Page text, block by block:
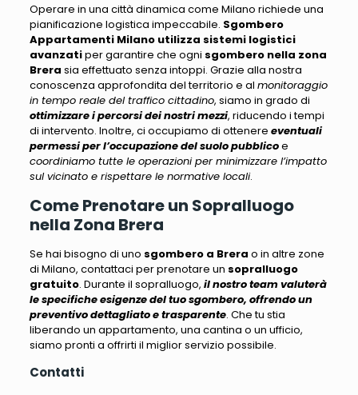
Operare in una città dinamica come Milano richiede una
pianificazione logistica impeccabile. Sgombero
Appartamenti Milano utilizza sistemi logistici
avanzatiper garantire che ogni sgombero nella zona
Brera sia effettuato senza intoppi. Grazie alla nostra
conoscenza approfondita del territorio e al monitoraggio
in tempo reale del traffico cittadino, siamo in grado di
ottimizzare i percorsi dei nostri mezzi, riducendo i tempi
di intervento. Inoltre, ci occupiamo di ottenere eventuali
permessi per l’occupazione del suolo pubblicoe
coordiniamo tutte le operazioni per minimizzare l’impatto
sul vicinato e rispettare le normative locali.
Come Prenotare un Sopralluogo
nella Zona Brera
Se hai bisogno di uno sgombero a Brera o in altre zone
di Milano, contattaci per prenotare un sopralluogo
gratuito. Durante il sopralluogo, il nostro team valuterà
le specifiche esigenze del tuo sgombero, offrendo un
preventivo dettagliato e trasparente. Che tu stia
liberando un appartamento, una cantina o un ufficio,
siamo pronti a offrirti il miglior servizio possibile.
Contatti